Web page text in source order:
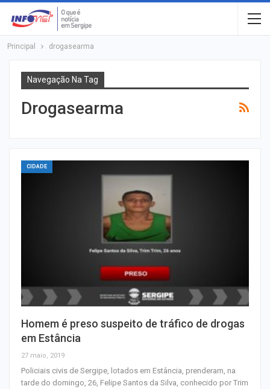
Principal drogasearma
Navegação Na Tag
Drogasearma
CIDADE
Homem é preso suspeito de tráfico de drogas
em Estância
27 maio, 2019
Policiais civis de Sergipe, lotados em Estância, prenderam, na
tarde do domingo, 26, Felipe Santos da Silva, conhecido por Trim